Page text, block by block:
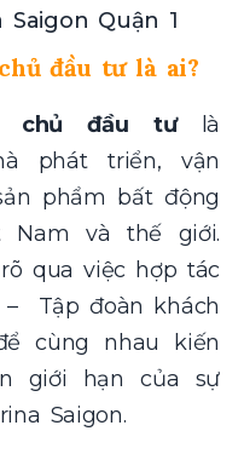
Quận 1
đầu tư là ai?
chủ đầu tư
là
phát triển, vận
phẩm bất động
Nam và thế giới.
qua việc hợp tác
– Tập đoàn khách
cùng nhau kiến
giới hạn của sự
Saigon.